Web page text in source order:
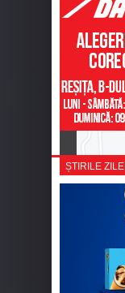
ȘTIRILE